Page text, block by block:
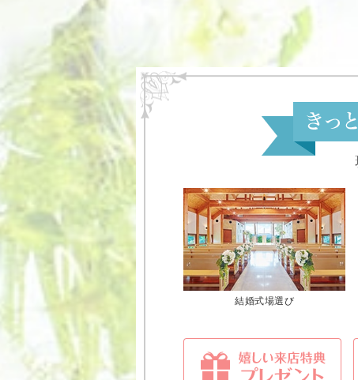
結婚式場選び